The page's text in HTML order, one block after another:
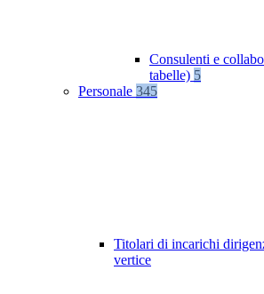
Consulenti e
tabelle) 5
Personale 345
Titolari di incarichi
vertice